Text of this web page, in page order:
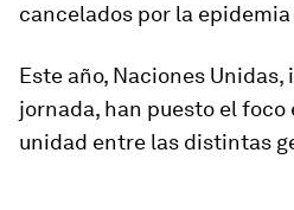
cancelados por la
Este año, Naciones Unidas,
jornada, han puesto el
unidad entre las distintas